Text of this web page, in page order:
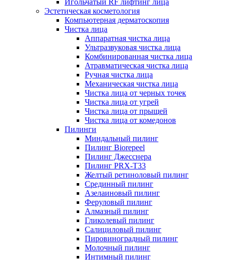
Игольчатый RF лифтинг лица
Эстетическая косметология
Компьютерная дерматоскопия
Чистка лица
Аппаратная чистка лица
Ультразвуковая чистка лица
Комбинированная чистка лица
Атравматическая чистка лица
Ручная чистка лица
Механическая чистка лица
Чистка лица от черных точек
Чистка лица от угрей
Чистка лица от прыщей
Чистка лица от комедонов
Пилинги
Миндальный пилинг
Пилинг Biorepeel
Пилинг Джесснера
Пилинг PRX-T33
Желтый ретиноловый пилинг
Срединный пилинг
Азелаиновый пилинг
Феруловый пилинг
Алмазный пилинг
Гликолевый пилинг
Салициловый пилинг
Пировиноградный пилинг
Молочный пилинг
Интимный пилинг